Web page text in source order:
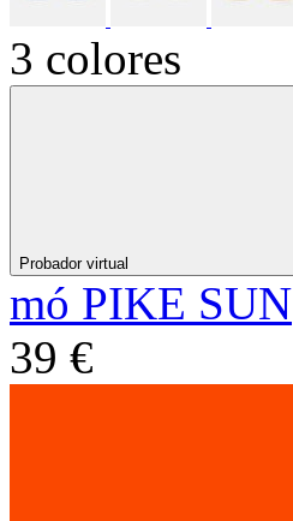
3 colores
Probador virtual
mó PIKE SUN
39 €